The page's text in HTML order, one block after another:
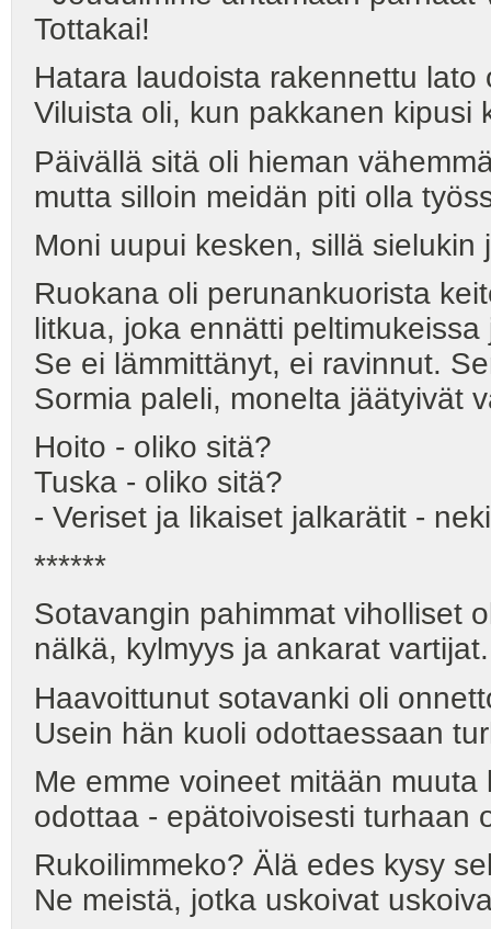
Tottakai!
Hatara laudoista rakennettu lato
Viluista oli, kun pakkanen kipusi
Päivällä sitä oli hieman
mutta silloin meidän piti olla
Moni uupui kesken, sillä sielukin
Ruokana oli perunankuorista
litkua, joka ennätti peltimukeissa
Se ei lämmittänyt, ei ravinnut.
Sormia paleli, monelta jäätyivät
Hoito - oliko sitä?
Tuska - oliko sitä?
- Veriset ja likaiset jalkarätit -
******
Sotavangin pahimmat viholliset
nälkä, kylmyys ja ankarat vartijat.
Haavoittunut sotavanki oli
Usein hän kuoli odottaessaan
Me emme voineet mitään muuta
odottaa - epätoivoisesti turhaan
Rukoilimmeko? Älä edes kysy
Ne meistä, jotka uskoivat